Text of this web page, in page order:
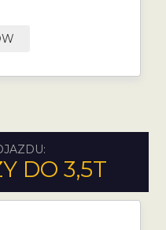
DO 3,5T